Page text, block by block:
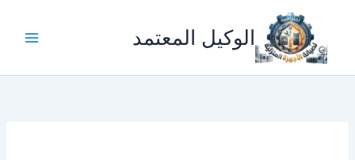
المحتوى
الوكيل المعتمد